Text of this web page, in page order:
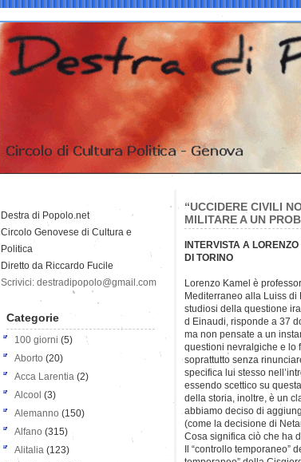
“UCCIDERE CIVILI
MILITARE A UN
INTERVISTA A
DI TORINO
Lorenzo Kamel è
Mediterraneo alla Luiss
studiosi della questione
d Einaudi, risponde a 37
ma non pensate a un
questioni nevralgiche e lo
soprattutto senza
specifica lui stesso
essendo scettico su
della storia, inoltre, è un
abbiamo deciso di
(come la decisione di
Cosa significa ciò che ha
Il “controllo
Destra di Popolo.net
Circolo Genovese di Cultura e
Politica
Diretto da Riccardo Fucile
Scrivici: destradipopolo@gmail.com
Categorie
100 giorni (5)
Aborto (20)
Acca Larentia (2)
Alcool (3)
Alemanno (150)
Alfano (315)
Alitalia (123)